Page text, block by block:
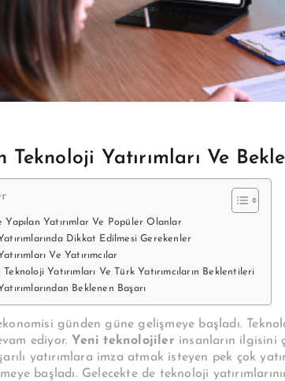
Teknoloji Yatırımları Ve
Yapılan Yatırımlar Ve Popüler Olanlar
Dikkat Edilmesi Gerekenler
Ve Yatırımcılar
Teknoloji Yatırımları Ve Türk Yatırımcıların Beklentileri
Beklenen Başarı
günden güne gelişmeye başladı.
ediyor. Yeni teknolojiler insanların ilgisini
yatırımlara imza atmak isteyen pek çok
başladı. Gelecekte de teknoloji